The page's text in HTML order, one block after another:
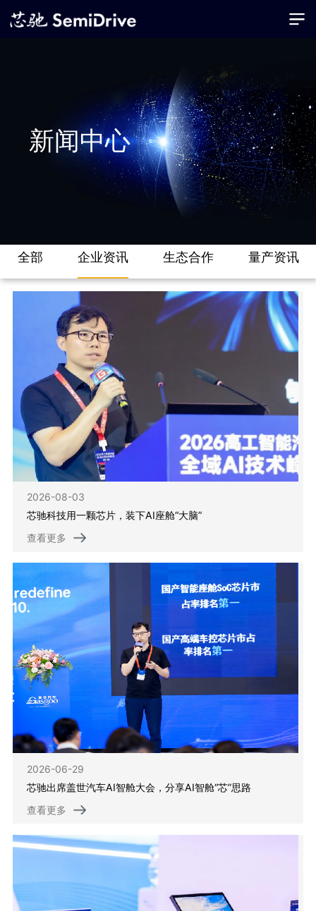
新闻中心
全部 企业资讯 生态合作 量产资讯
2026-08-03
芯驰科技用一颗芯片，装下AI座舱“大脑”
查看更多
2026-06-29
芯驰出席盖世汽车AI智舱大会，分享AI智舱“芯”思路
查看更多